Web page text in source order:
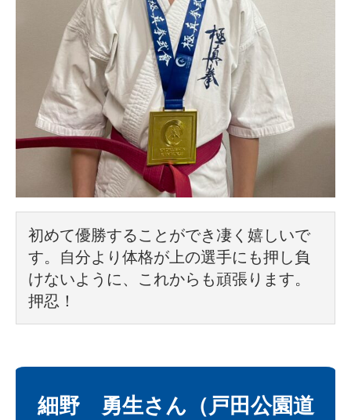
初めて優勝することができ凄く嬉しいで
す。自分より体格が上の選手にも押し負
けないように、これからも頑張ります。
押忍！
細野 勇生さん（戸田公園道